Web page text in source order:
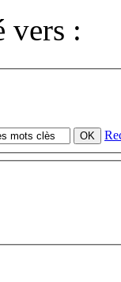
vers :